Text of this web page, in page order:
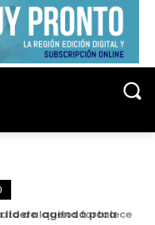
de Iquitos fortalece